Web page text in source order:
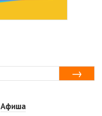
Афиша